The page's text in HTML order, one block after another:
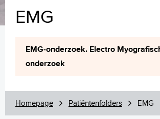
Zoeken
EMG
EMG-onderzoek. Electro
onderzoek
Homepage Patiëntenfolders EMG